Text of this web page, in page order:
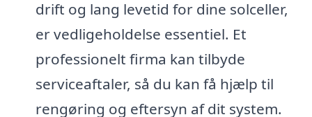
drift og lang levetid for dine solceller,
er vedligeholdelse essentiel. Et
professionelt firma kan tilbyde
serviceaftaler, så du kan få hjælp til
rengøring og eftersyn af dit system.